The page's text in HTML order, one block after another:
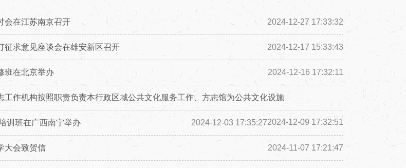
会在江苏南京召开 2024-12-27 17:33:32
征求意见座谈会在雄安新区召开 2024-12-17 15:33:43
班在北京举办 2024-12-16 17:32:11
工作机构按照职责负责本行政区域公共文化服务工作、方志馆为公共文化设施
2024-12-09 17:32:51
训班在广西南宁举办 2024-12-03 17:35:27
大会致贺信 2024-11-07 17:21:47